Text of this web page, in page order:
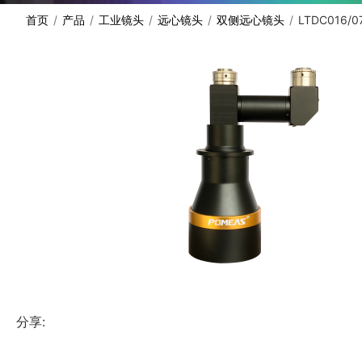
首页 产品 工业镜头 远心镜头 双侧远心镜头 LTDC016/
分享: